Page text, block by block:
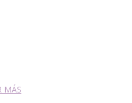
MÁS